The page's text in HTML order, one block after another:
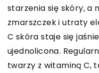
starzenia się skóry, a
zmarszczek i utraty
C skóra staje się
ujednolicona.
twarzy z witaminą C,